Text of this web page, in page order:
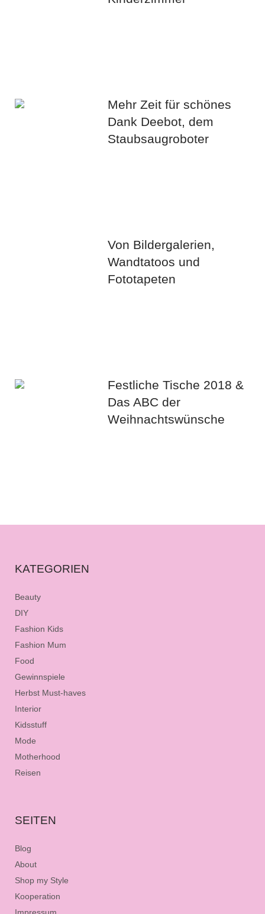
Mehr Zeit für schönes
Dank Deebot, dem
Staubsaugroboter
Von Bildergalerien,
Wandtatoos und
Fototapeten
Festliche Tische 2018 &
Das ABC der
Weihnachtswünsche
KATEGORIEN
Beauty
DIY
Fashion Kids
Fashion Mum
Food
Gewinnspiele
Herbst Must-haves
Interior
Kidsstuff
Mode
Motherhood
Reisen
SEITEN
Blog
About
Shop my Style
Kooperation